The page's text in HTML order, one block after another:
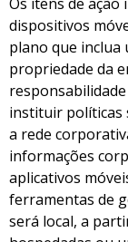
dispositivos
plano que inclua
propriedade da
instituir políticas
a rede
informações
aplicativos
ferramentas de
será local, a